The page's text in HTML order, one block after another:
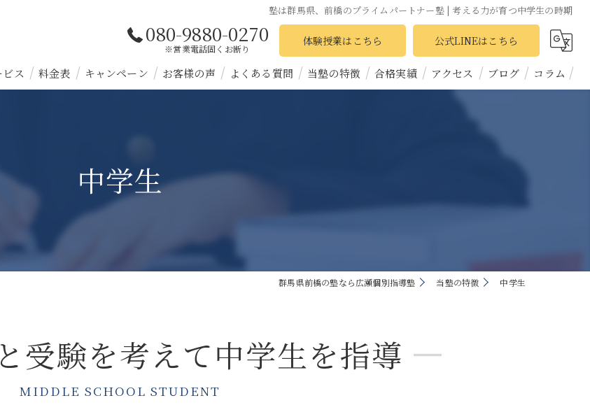
塾は群馬県、前橋のプライムパートナー塾 | 考える力が育つ中学生の時期
080-9880-0270
※営業電話固くお断り
体験授業はこちら 公式LINEはこちら
ビス 料金表 キャンペーン お客様の声 よくある質問 当塾の特徴
個別指導
合格実績 アクセス ブログ コラム
中学生
群馬県前橋の塾なら広瀬個別指導塾 当塾の特徴 中学生
受験を考えて中学生を指導
MIDDLE SCHOOL STUDENT